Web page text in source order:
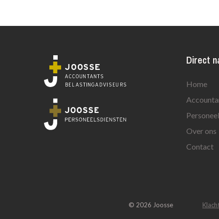
Direct
Home
Over ons
Contact
© 2026 Joosse